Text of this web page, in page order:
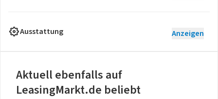
Ausstattung Anzeigen
Aktuell ebenfalls auf
LeasingMarkt.de beliebt